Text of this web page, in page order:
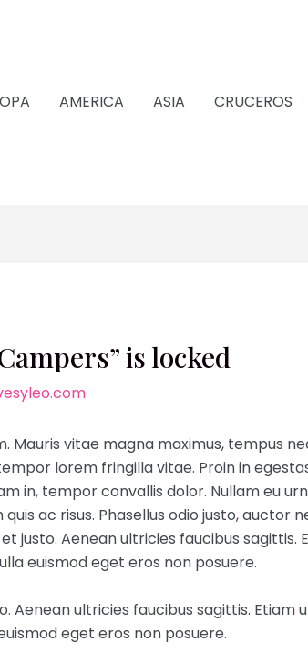
AMERICA ASIA CRUCEROS
is locked
vitae magna maximus, tempus
lorem fringilla vitae. Proin in
in, tempor convallis dolor. Nullam eu
ac risus. Phasellus odio justo, auctor
justo. Aenean ultricies faucibus sagittis.
euismod eget eros non posuere.
ultricies faucibus sagittis. Etiam
eget eros non posuere.